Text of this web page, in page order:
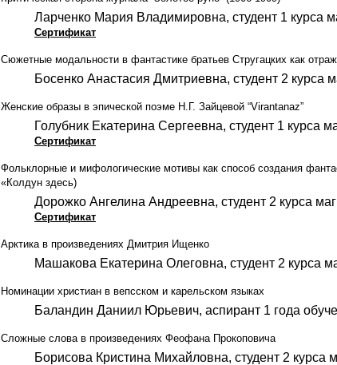
Ларченко Мария Владимировна, студент 1 курса
Сертификат
Сюжетные модальности в фантастике братьев Стругацких как
Босенко Анастасия Дмитриевна, студент 2 курса
Женские образы в эпической поэме Н.Г. Зайцевой “Virantanaz”
Голубник Екатерина Сергеевна, студент 1 курса
Сертификат
Фольклорные и мифологические мотивы как способ создания
«Колдун здесь)
Дорожко Ангелина Андреевна, студент 2 курса
Сертификат
Арктика в произведениях Дмитрия Ищенко
Машакова Екатерина Олеговна, студент 2 курса
Номинации христиан в вепсском и карельском языках
Баландин Даниил Юрьевич, аспирант 1 года
Сложные слова в произведениях Феофана Прокоповича
Борисова Кристина Михайловна, студент 2 курса